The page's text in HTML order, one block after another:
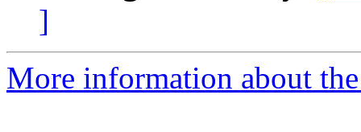
]
More information about